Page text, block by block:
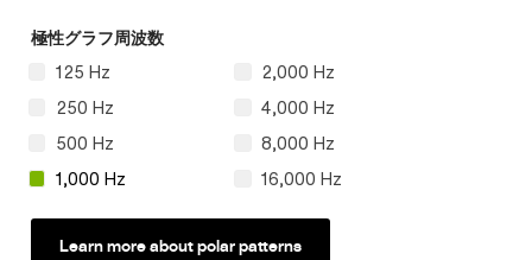
極性グラフ周波数
125 Hz
250 Hz
500 Hz
1,000 Hz
2,000 Hz
4,000 Hz
8,000 Hz
16,000 Hz
Learn more about polar patterns